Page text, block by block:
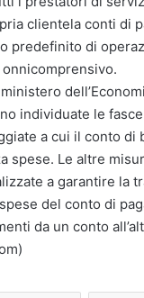
clientela conti di
predefinito di
individuate le
a cui il conto di
spese. Le altre
a garantire la
del conto di
da un conto